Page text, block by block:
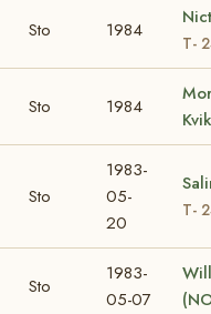
Sto 1984
T-
Sto 1984
Sto
1983-
05-
20
T-
Sto
1983-
05-07